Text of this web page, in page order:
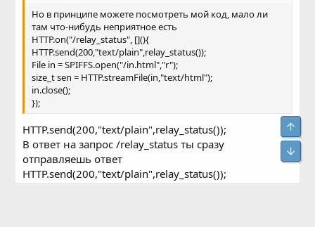
Но в принципе можете посмотреть мой код, мало ли
там что-нибудь неприятное есть
HTTP.on("/relay_status", [](){
HTTP.send(200,"text/plain",relay_status());
File in = SPIFFS.open("/in.html","r");
size_t sen = HTTP.streamFile(in,"text/html");
in.close();
});
HTTP.send(200,"text/plain",relay_status());
В ответ на запрос /relay_status ты сразу
отправляешь ответ
HTTP.send(200,"text/plain",relay_status());